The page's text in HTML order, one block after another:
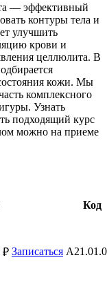
— эффективный
контуры тела и
улучшить
крови и
целлюлита. В
кожи. Мы
комплексного
Узнать
подходящий курс
можно на приеме
Код
₽ Записаться